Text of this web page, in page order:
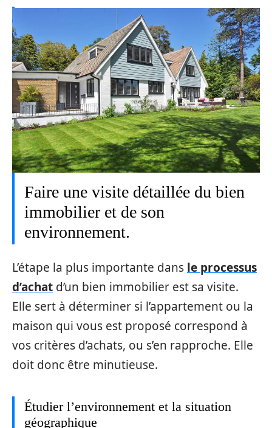
Faire une visite détaillée du bien
immobilier et de son
environnement.
L’étape la plus importante dans le processus
d’achat d’un bien immobilier est sa visite.
Elle sert à déterminer si l’appartement ou la
maison qui vous est proposé correspond à
vos critères d’achats, ou s’en rapproche. Elle
doit donc être minutieuse.
Étudier l’environnement et la situation
géographique